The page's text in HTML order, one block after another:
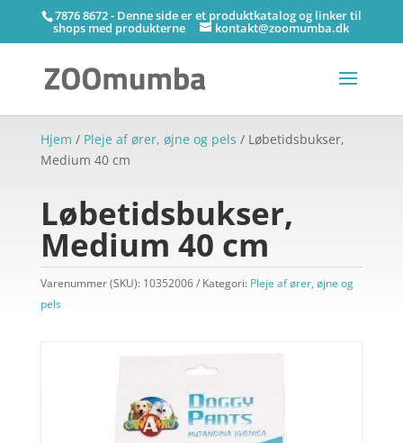
7876 8672 - Denne side er et produktkatalog og linker til
shops med produkterne kontakt@zoomumba.dk
Hjem / Pleje af ører, øjne og pels / Løbetidsbukser,
Medium 40 cm
Løbetidsbukser,
Medium 40 cm
Varenummer (SKU): 10352006 Kategori: Pleje af ører, øjne og
pels